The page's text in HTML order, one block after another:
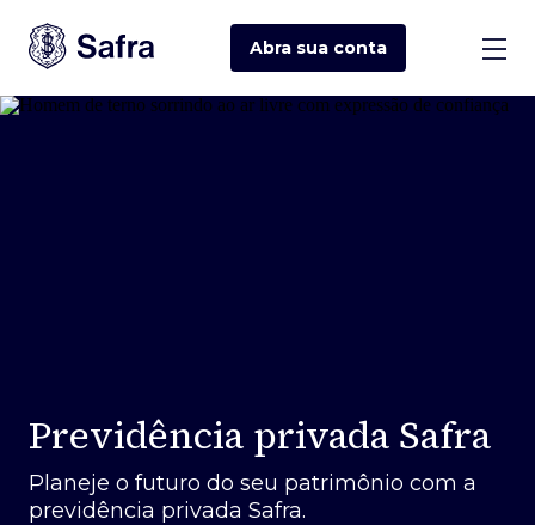
Abra sua conta
Previdência privada Safra
Planeje o futuro do seu patrimônio com a
previdência privada Safra.